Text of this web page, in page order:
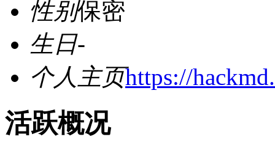
性别保密
生日-
个人主页https://
活跃概况